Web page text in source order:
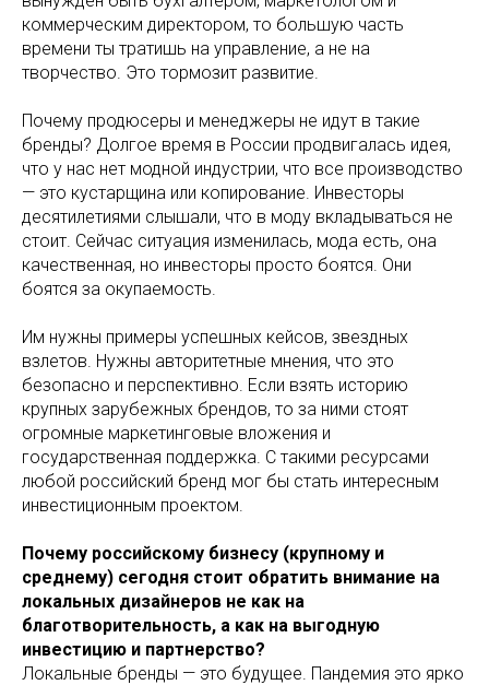
коммерческим директором, то большую часть
времени ты тратишь на управление, а не на
творчество. Это тормозит развитие.
Почему продюсеры и менеджеры не идут в такие
бренды? Долгое время в России продвигалась идея,
что у нас нет модной индустрии, что все производство
— это кустарщина или копирование. Инвесторы
десятилетиями слышали, что в моду вкладываться не
стоит. Сейчас ситуация изменилась, мода есть, она
качественная, но инвесторы просто боятся. Они
боятся за окупаемость.
Им нужны примеры успешных кейсов, звездных
взлетов. Нужны авторитетные мнения, что это
безопасно и перспективно. Если взять историю
крупных зарубежных брендов, то за ними стоят
огромные маркетинговые вложения и
государственная поддержка. С такими ресурсами
любой российский бренд мог бы стать интересным
инвестиционным проектом.
Почему российскому бизнесу (крупному и
среднему) сегодня стоит обратить внимание на
локальных дизайнеров не как на
благотворительность, а как на выгодную
инвестицию и партнерство?
Локальные бренды — это будущее. Пандемия это ярко